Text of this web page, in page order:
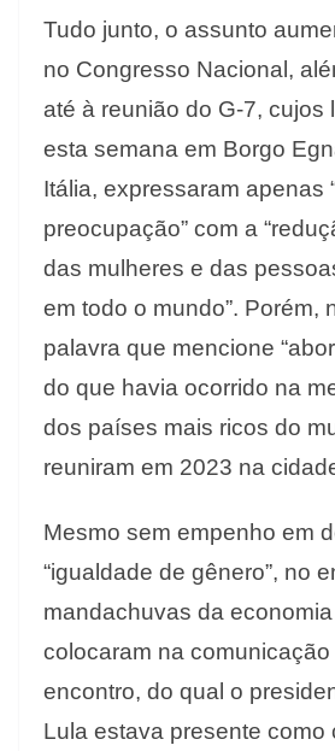
Tudo junto, o assunto
no Congresso Nacional,
até à reunião do G-7, cujos
esta semana em Borgo
Itália, expressaram apenas
preocupação” com a
das mulheres e das
em todo o mundo”. Porém,
palavra que mencione
do que havia ocorrido na
dos países mais ricos do
reuniram em 2023 na
Mesmo sem empenho em
“igualdade de gênero”, no
mandachuvas da
colocaram na comunicação
encontro, do qual o
Lula estava presente como